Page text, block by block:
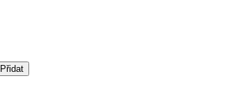
Přidat